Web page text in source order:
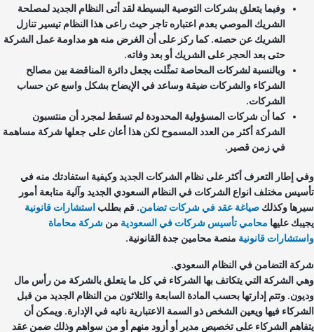
وفيما يتعلق بشركات التوصية البسيطة لقد أتى النظام الجديد لمصلحة
الشريك الموصي بعدم اعتباره تاجر حيث راعى هذا النظام تيسير تنازل
الشريك عن حصته. كما ركز على أن الغرض منه هو مداومة عمل الشركة
حتى بعد الحجر على الشريك أو بعد وفاته.
وبالنسبة لشركات المحاصة تمثّلت بجعل دائرة المناقضة بين مصالح
الشركاء والشركات ضيقة وساعد في الإيضاح بشكل واسع عن حساب
الشركات.
كما أن شركات المسؤولية المحدودة لم تسقط لمجرد أن منتسبون
الشركة أكثر من العدد المسموح لكن هذا أعان على جعلها شركة مساهمة
في زمن قصير.
إطار التعرف أكثر على نظام الشركات الجديد وكيفية استفادتك منه في
مختلف انواع الشركات في النظام السعودي الجديد وآلية متابعة أمور
وكذلكصياغة عقد في شركات تضامن. قم بطلباستشارات قانونية
عليهامحامي تأسيس شركات في السعوديةمنشركة محاماة
قانونيةمنصة محامين جدة القانونية.
التضامن في النظام السعودي.
الشركة التي يتكاتف بها الشركاء في كل ما يتعلق بالشركة من رأس مال
وتتم إدارتها بحسب المادة السابعة والثلاثون من النظام الجديد من قبل
فيها ويعين الشخص ذو السمة الاعتبارية نائبه في الإدارة. ويمكن أن
الشركاء على تخصيص مدير أو أزود منهم أو من سواهم وذلك ضمن عقد